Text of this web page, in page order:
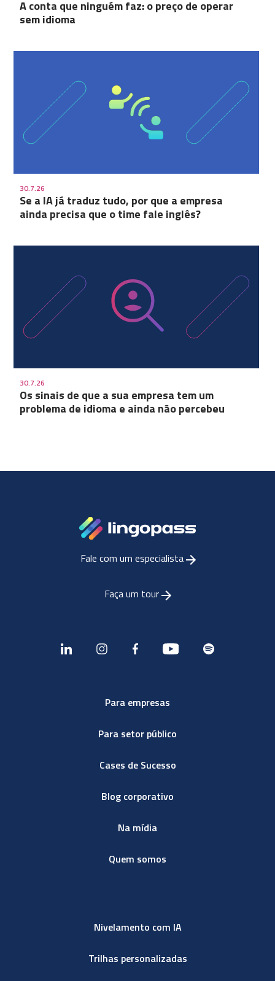
A conta que ninguém faz: o preço de operar
sem idioma
30.7.26
Se a IA já traduz tudo, por que a empresa
ainda precisa que o time fale inglês?
30.7.26
Os sinais de que a sua empresa tem um
problema de idioma e ainda não percebeu
Fale com um especialista
Faça um tour
Para empresas
Para setor público
Cases de Sucesso
Blog corporativo
Na mídia
Quem somos
Nivelamento com IA
Trilhas personalizadas